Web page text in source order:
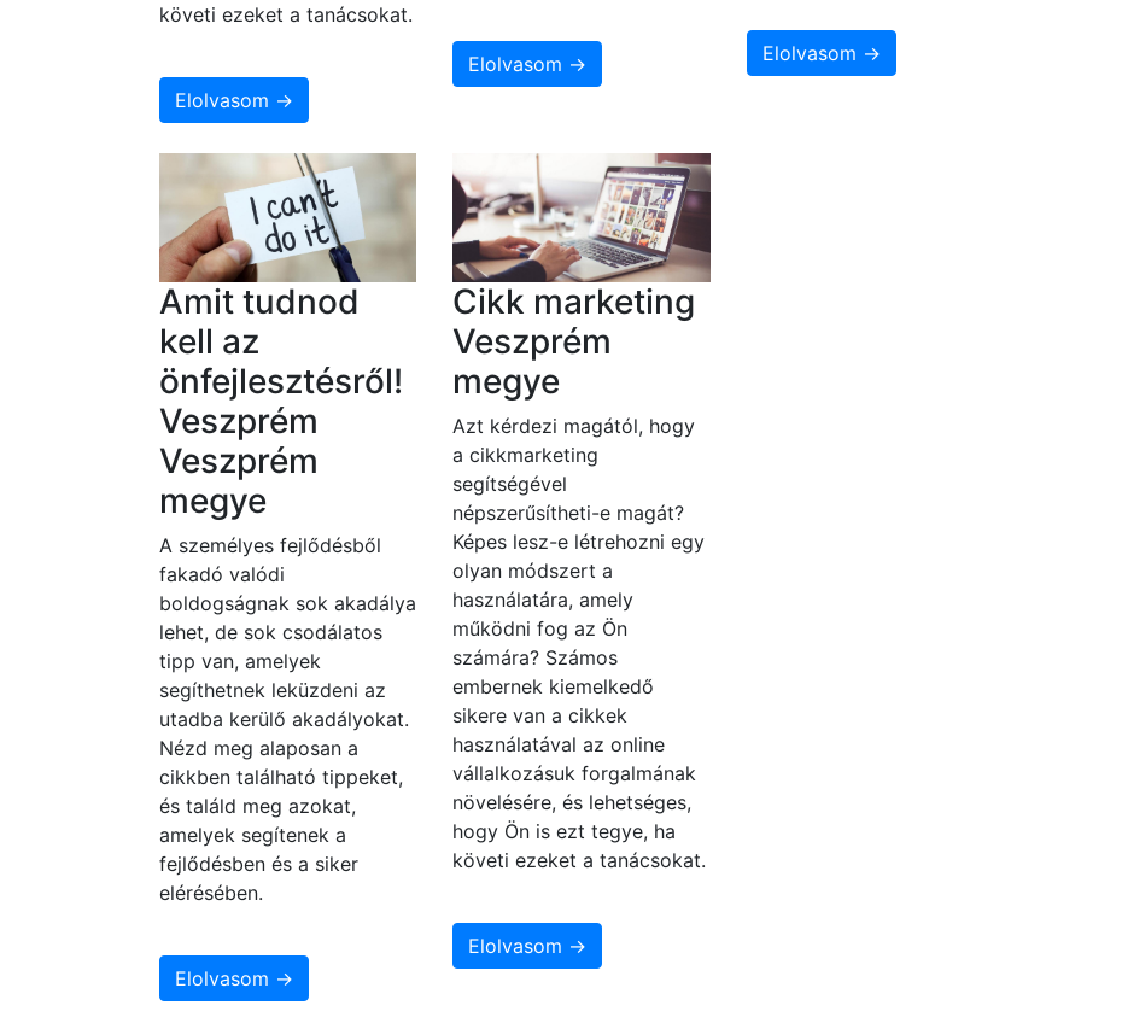
követi ezeket a tanácsokat.
Elolvasom →
Elolvasom → Elolvasom →
Amit tudnod
kell az
önfejlesztésről!
Veszprém
Veszprém
megye
A személyes fejlődésből
fakadó valódi
boldogságnak sok akadálya
lehet, de sok csodálatos
tipp van, amelyek
segíthetnek leküzdeni az
utadba kerülő akadályokat.
Nézd meg alaposan a
cikkben található tippeket,
és találd meg azokat,
amelyek segítenek a
fejlődésben és a siker
elérésében.
Elolvasom →
Cikk marketing
Veszprém
megye
Azt kérdezi magától, hogy
a cikkmarketing
segítségével
népszerűsítheti-e magát?
Képes lesz-e létrehozni egy
olyan módszert a
használatára, amely
működni fog az Ön
számára? Számos
embernek kiemelkedő
sikere van a cikkek
használatával az online
vállalkozásuk forgalmának
növelésére, és lehetséges,
hogy Ön is ezt tegye, ha
követi ezeket a tanácsokat.
Elolvasom →